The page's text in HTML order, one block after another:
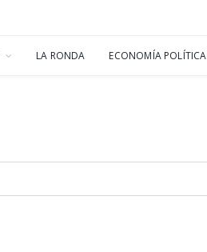
LA RONDA ECONOMÍA POLÍTICA